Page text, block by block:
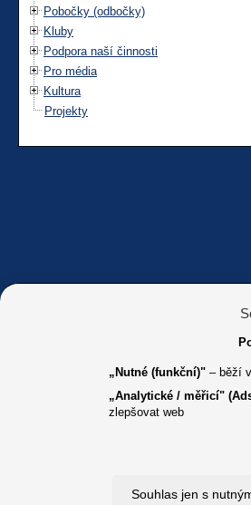
Pobočky (odbočky)
Kluby
Podpora naší činnosti
Pro média
Kultura
Projekty
„Nutné (funkční)" – běží
„Analytické / měřicí"
zlepšovat web
Souhlas jen s